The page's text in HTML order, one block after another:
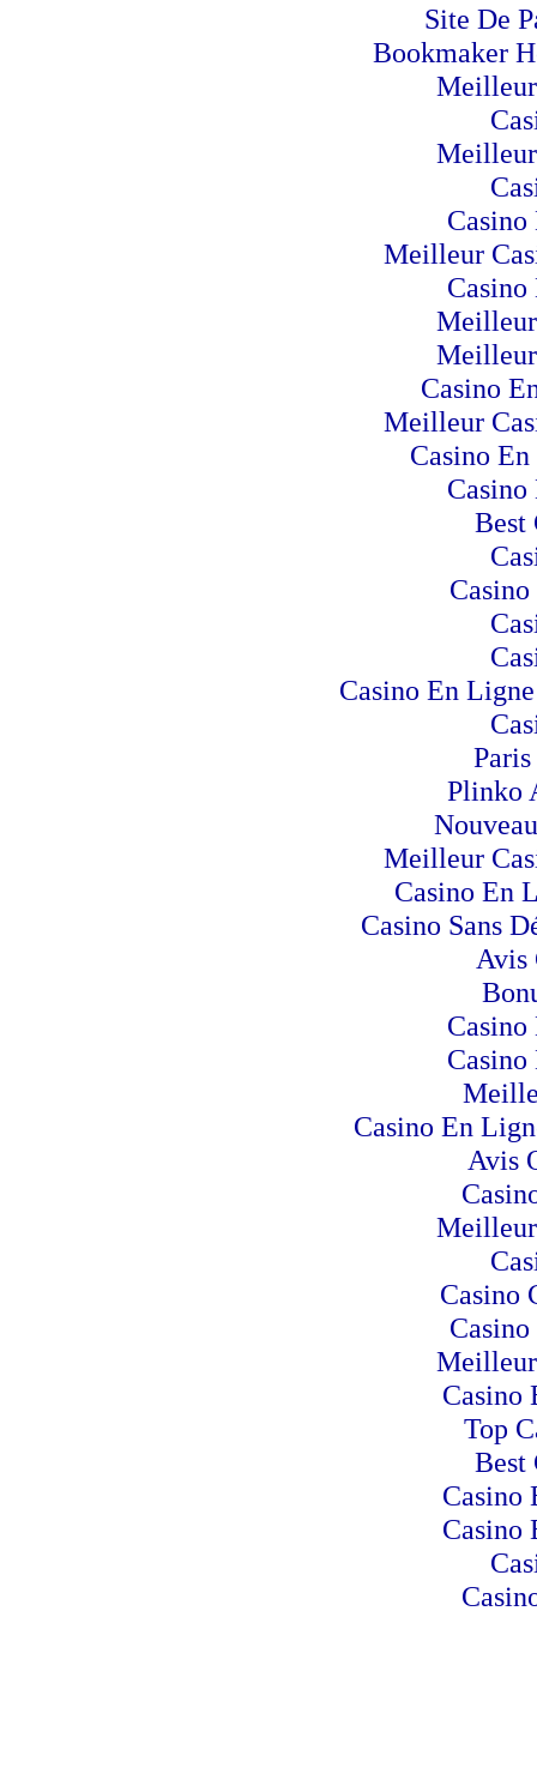
Site De
Bookmaker
Casino
Meilleur
Casino
Casino
Meilleur
Casino
Casino
Best
Casino En
Plinko
Meilleur
Casino En
Casino Sans
Avis
Casino
Casino
Casino En
Avis
Casino
Casino
Top
Best
Casino
Casino